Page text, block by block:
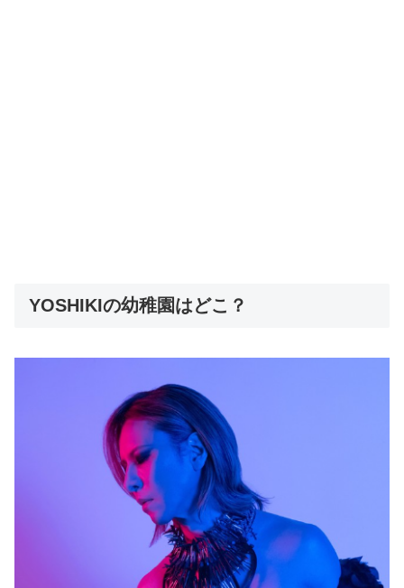
YOSHIKIの幼稚園はどこ？